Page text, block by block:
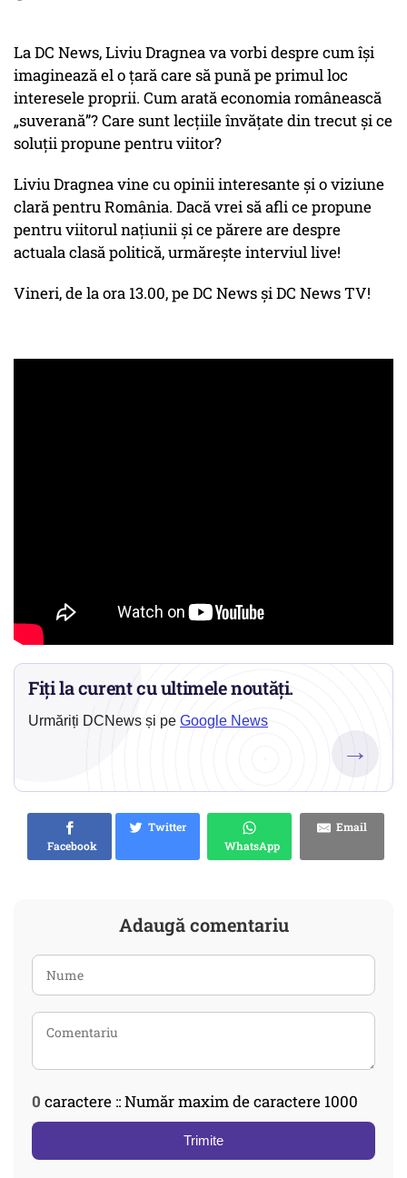
La DC News, Liviu Dragnea va vorbi despre cum își
imaginează el o țară care să pună pe primul loc
interesele proprii. Cum arată economia românească
„suverană”? Care sunt lecțiile învățate din trecut și ce
soluții propune pentru viitor?
Liviu Dragnea vine cu opinii interesante și o viziune
clară pentru România. Dacă vrei să afli ce propune
pentru viitorul națiunii și ce părere are despre
actuala clasă politică, urmărește interviul live!
Vineri, de la ora 13.00, pe DC News și DC News TV!
Fiți la curent cu ultimele noutăți.
Urmăriți DCNews și pe Google News
→
Facebook
Twitter
WhatsApp
Email
Adaugă comentariu
0 caractere :: Număr maxim de caractere 1000
Trimite